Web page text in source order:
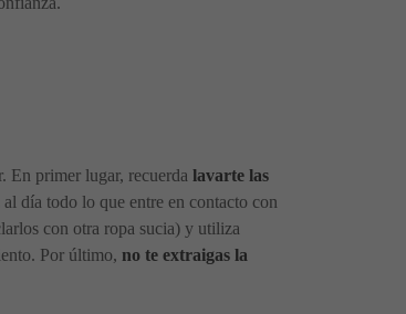
En primer lugar, recuerda lavarte las
día todo lo que entre en contacto con
con otra ropa sucia) y utiliza
Por último, no te extraigas la